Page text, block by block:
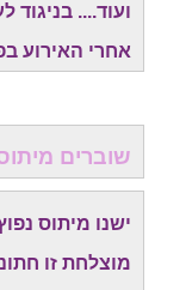
ועוד....
אחרי האירוע
שוברים
ישנו מיתוס
מוצלחת זו